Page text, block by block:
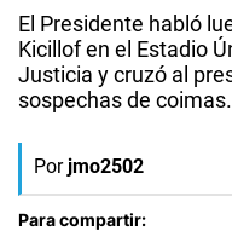
El Presidente habló
Kicillof en el Estadio
Justicia y cruzó al
sospechas de coimas.
Por jmo2502
Para compartir: